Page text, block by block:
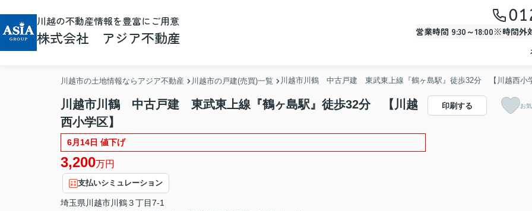
川越の不動産情報を豊富にご用意
株式会社 アジア不動産 営業時間 9:30～18:00※時間外
川越市の土地情報ならアジア不動産 川越市の戸建(売買)一覧 川越市川鶴 中古戸建 東武東上線『鶴ヶ島駅』徒歩32分 【川越西小
川越市川鶴 中古戸建 東武東上線『鶴ヶ島駅』徒歩32分 【川越
西小学区】
6月14日 値下げ
3,200万円
支払いシミュレーション
埼玉県 川越市川鶴３丁目7-1
印刷する お